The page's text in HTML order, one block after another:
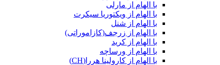
با الهام از مارلی
با الهام از ویکتوریا سیکرت
با الهام از شنل
با الهام از زرجف(کازاموراتی)
با الهام از کرید
با الهام از ورساچه
با الهام از کارولینا هررا(CH)